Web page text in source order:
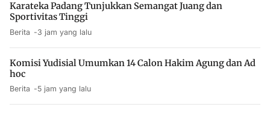
Karateka Padang Tunjukkan Semangat Juang dan
Sportivitas Tinggi
Berita 3 jam yang lalu
Komisi Yudisial Umumkan 14 Calon Hakim Agung dan Ad
hoc
Berita 5 jam yang lalu